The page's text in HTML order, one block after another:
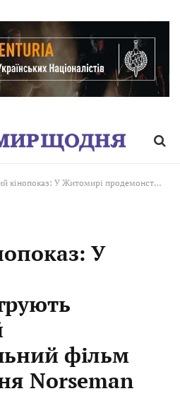
У Житомирі продемонструють норвезький документальний фільм про змагання Norseman
У
фільм
Norseman